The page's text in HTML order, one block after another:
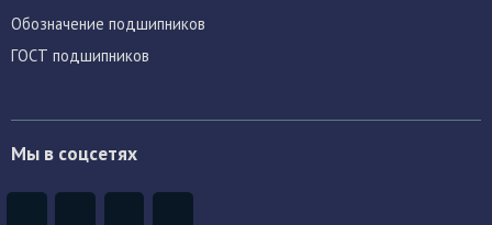
Обозначение подшипников
ГОСТ подшипников
Мы в соцсетях